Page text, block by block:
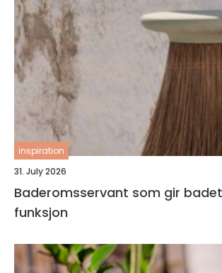
inspiration
31. July 2026
Baderomsservant som gir
funksjon